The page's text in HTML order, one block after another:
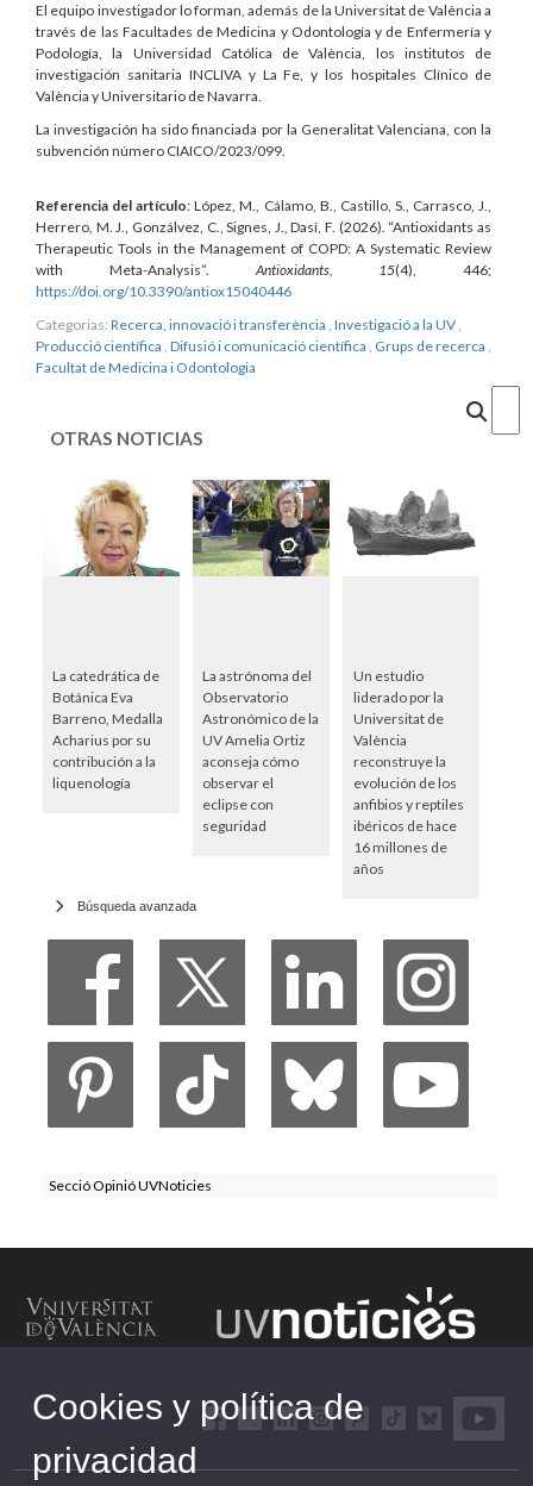
El equipo investigador lo forman, además de la Universitat de València a
través de las Facultades de Medicina y Odontología y de Enfermería y
Podología, la Universidad Católica de València, los institutos de
investigación sanitaria INCLIVA y La Fe, y los hospitales Clínico de
València y Universitario de Navarra.
La investigación ha sido financiada por la Generalitat Valenciana, con la
subvención número CIAICO/2023/099.
Referencia del artículo: López, M., Cálamo, B., Castillo, S., Carrasco, J.,
Herrero, M. J., Gonzálvez, C., Signes, J., Dasí, F. (2026). “Antioxidants as
Therapeutic Tools in the Management of COPD: A Systematic Review
with Meta-Analysis”.Antioxidants, 15(4), 446;
https://doi.org/10.3390/antiox15040446
Categorias: Recerca, innovació i transferència , Investigació a la UV,
Producció científica , Difusió i comunicació científica , Grups de recerca ,
Facultat de Medicina i Odontologia
OTRAS NOTICIAS
La catedrática de
Botánica Eva
Barreno, Medalla
Acharius por su
contribución a la
liquenología
La astrónoma del
Observatorio
Astronómico de la
UV Amelia Ortiz
aconseja cómo
observar el
eclipse con
seguridad
Un estudio
liderado por la
Universitat de
València
reconstruye la
evolución de los
anfibios y reptiles
ibéricos de hace
16 millones de
años
Búsqueda avanzada
Secció Opinió UVNoticies
Cookies y política de
privacidad